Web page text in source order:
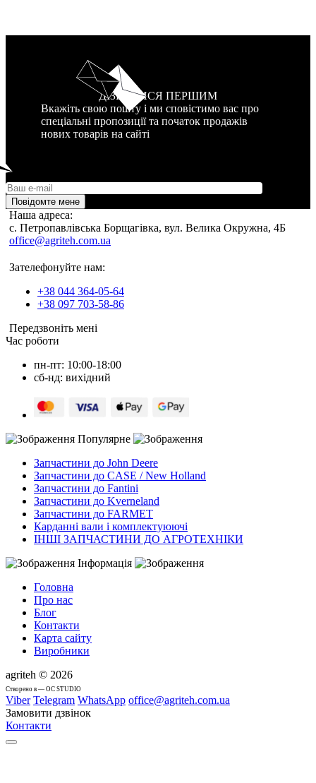
ДІЗНАТИСЯ ПЕРШИМ
Вкажіть свою пошту і ми сповістимо вас про
спеціальні пропозиції та початок продажів
нових товарів на сайті
Повідомте мене
Наша адреса:
c. Петропавлівська Борщагівка, вул. Велика Окружна, 4Б
office@agriteh.com.ua
Зателефонуйте нам:
+38 044 364-05-64
+38 097 703-58-86
Передзвоніть мені
Час роботи
пн-пт: 10:00-18:00
сб-нд: вихідний
Популярне
Запчастини до John Deere
Запчастини до CASE / New Holland
Запчастини до Fantini
Запчастини до Kverneland
Запчастини до FARMET
Карданні вали і комплектуюючі
ІНШІ ЗАПЧАСТИНИ ДО АГРОТЕХНІКИ
Інформація
Головна
Про нас
Блог
Контакти
Карта сайту
Виробники
agriteh © 2026
Cтворено в — OC STUDIO
Viber Telegram WhatsApp office@agriteh.com.ua
Замовити дзвінок
Контакти